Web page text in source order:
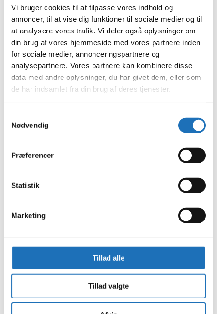
Vi bruger cookies til at tilpasse vores indhold og
annoncer, til at vise dig funktioner til sociale medier og til
at analysere vores trafik. Vi deler også oplysninger om
din brug af vores hjemmeside med vores partnere inden
for sociale medier, annonceringspartnere og
analysepartnere. Vores partnere kan kombinere disse
data med andre oplysninger, du har givet dem, eller som
de har indsamlet fra din brug af deres tjenester.
Nødvendig
Præferencer
Statistik
Marketing
Tillad alle
Tillad valgte
juni 2023
maj 2023
april 2023
februar 2023
januar 2023
december 2022
november 2022
oktober 2022
september 2022
august 2022
juli 2022
juni 2022
april 2022
marts 2022
december 2021
september 2021
august 2021
maj 2021
november 2020
oktober 2020
juli 2020